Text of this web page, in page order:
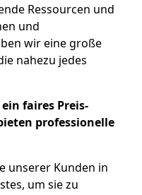
Ressourcen und
und
wir eine große
nahezu jedes
faires Preis-
professionelle
unserer Kunden in
um sie zu